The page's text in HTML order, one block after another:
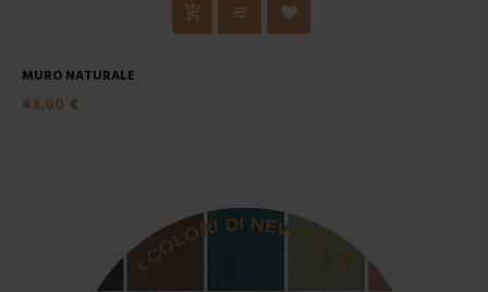
MURO NATURALE
43,00 €